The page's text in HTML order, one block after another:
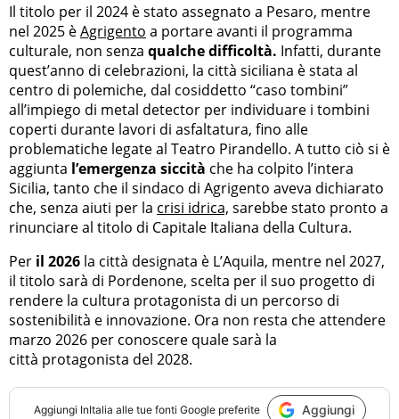
Il titolo per il 2024 è stato assegnato a Pesaro, mentre
nel 2025 èAgrigento a portare avanti il programma
culturale, non senza qualche difficoltà. Infatti, durante
quest’anno di celebrazioni, la città siciliana è stata al
centro di polemiche, dal cosiddetto “caso tombini”
all’impiego di metal detector per individuare i tombini
coperti durante lavori di asfaltatura, fino alle
problematiche legate al Teatro Pirandello. A tutto ciò si è
aggiunta l’emergenza siccità che ha colpito l’intera
Sicilia, tanto che il sindaco di Agrigento aveva dichiarato
che, senza aiuti per la crisi idrica, sarebbe stato pronto a
rinunciare al titolo di Capitale Italiana della Cultura.
Per il 2026 la città designata è L’Aquila, mentre nel 2027,
il titolo sarà di Pordenone, scelta per il suo progetto di
rendere la cultura protagonista di un percorso di
sostenibilità e innovazione. Ora non resta che attendere
marzo 2026 per conoscere quale sarà la
città protagonista del 2028.
Aggiungi InItalia alle tue fonti Google preferite Aggiungi